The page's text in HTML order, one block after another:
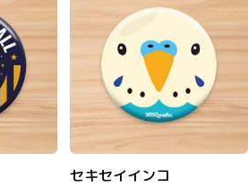
セキセイインコ